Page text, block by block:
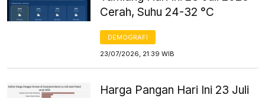
Cerah, Suhu 24-32 °C
DEMOGRAFI
23/07/2026, 21:39 WIB
Harga Pangan Hari Ini 23 Juli